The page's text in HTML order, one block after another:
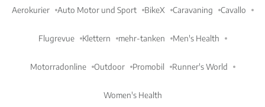
Aerokurier Auto Motor und Sport BikeX Caravaning Cavallo
Flugrevue Klettern mehr-tanken Men's Health
Motorradonline Outdoor Promobil Runner's World
Women's Health